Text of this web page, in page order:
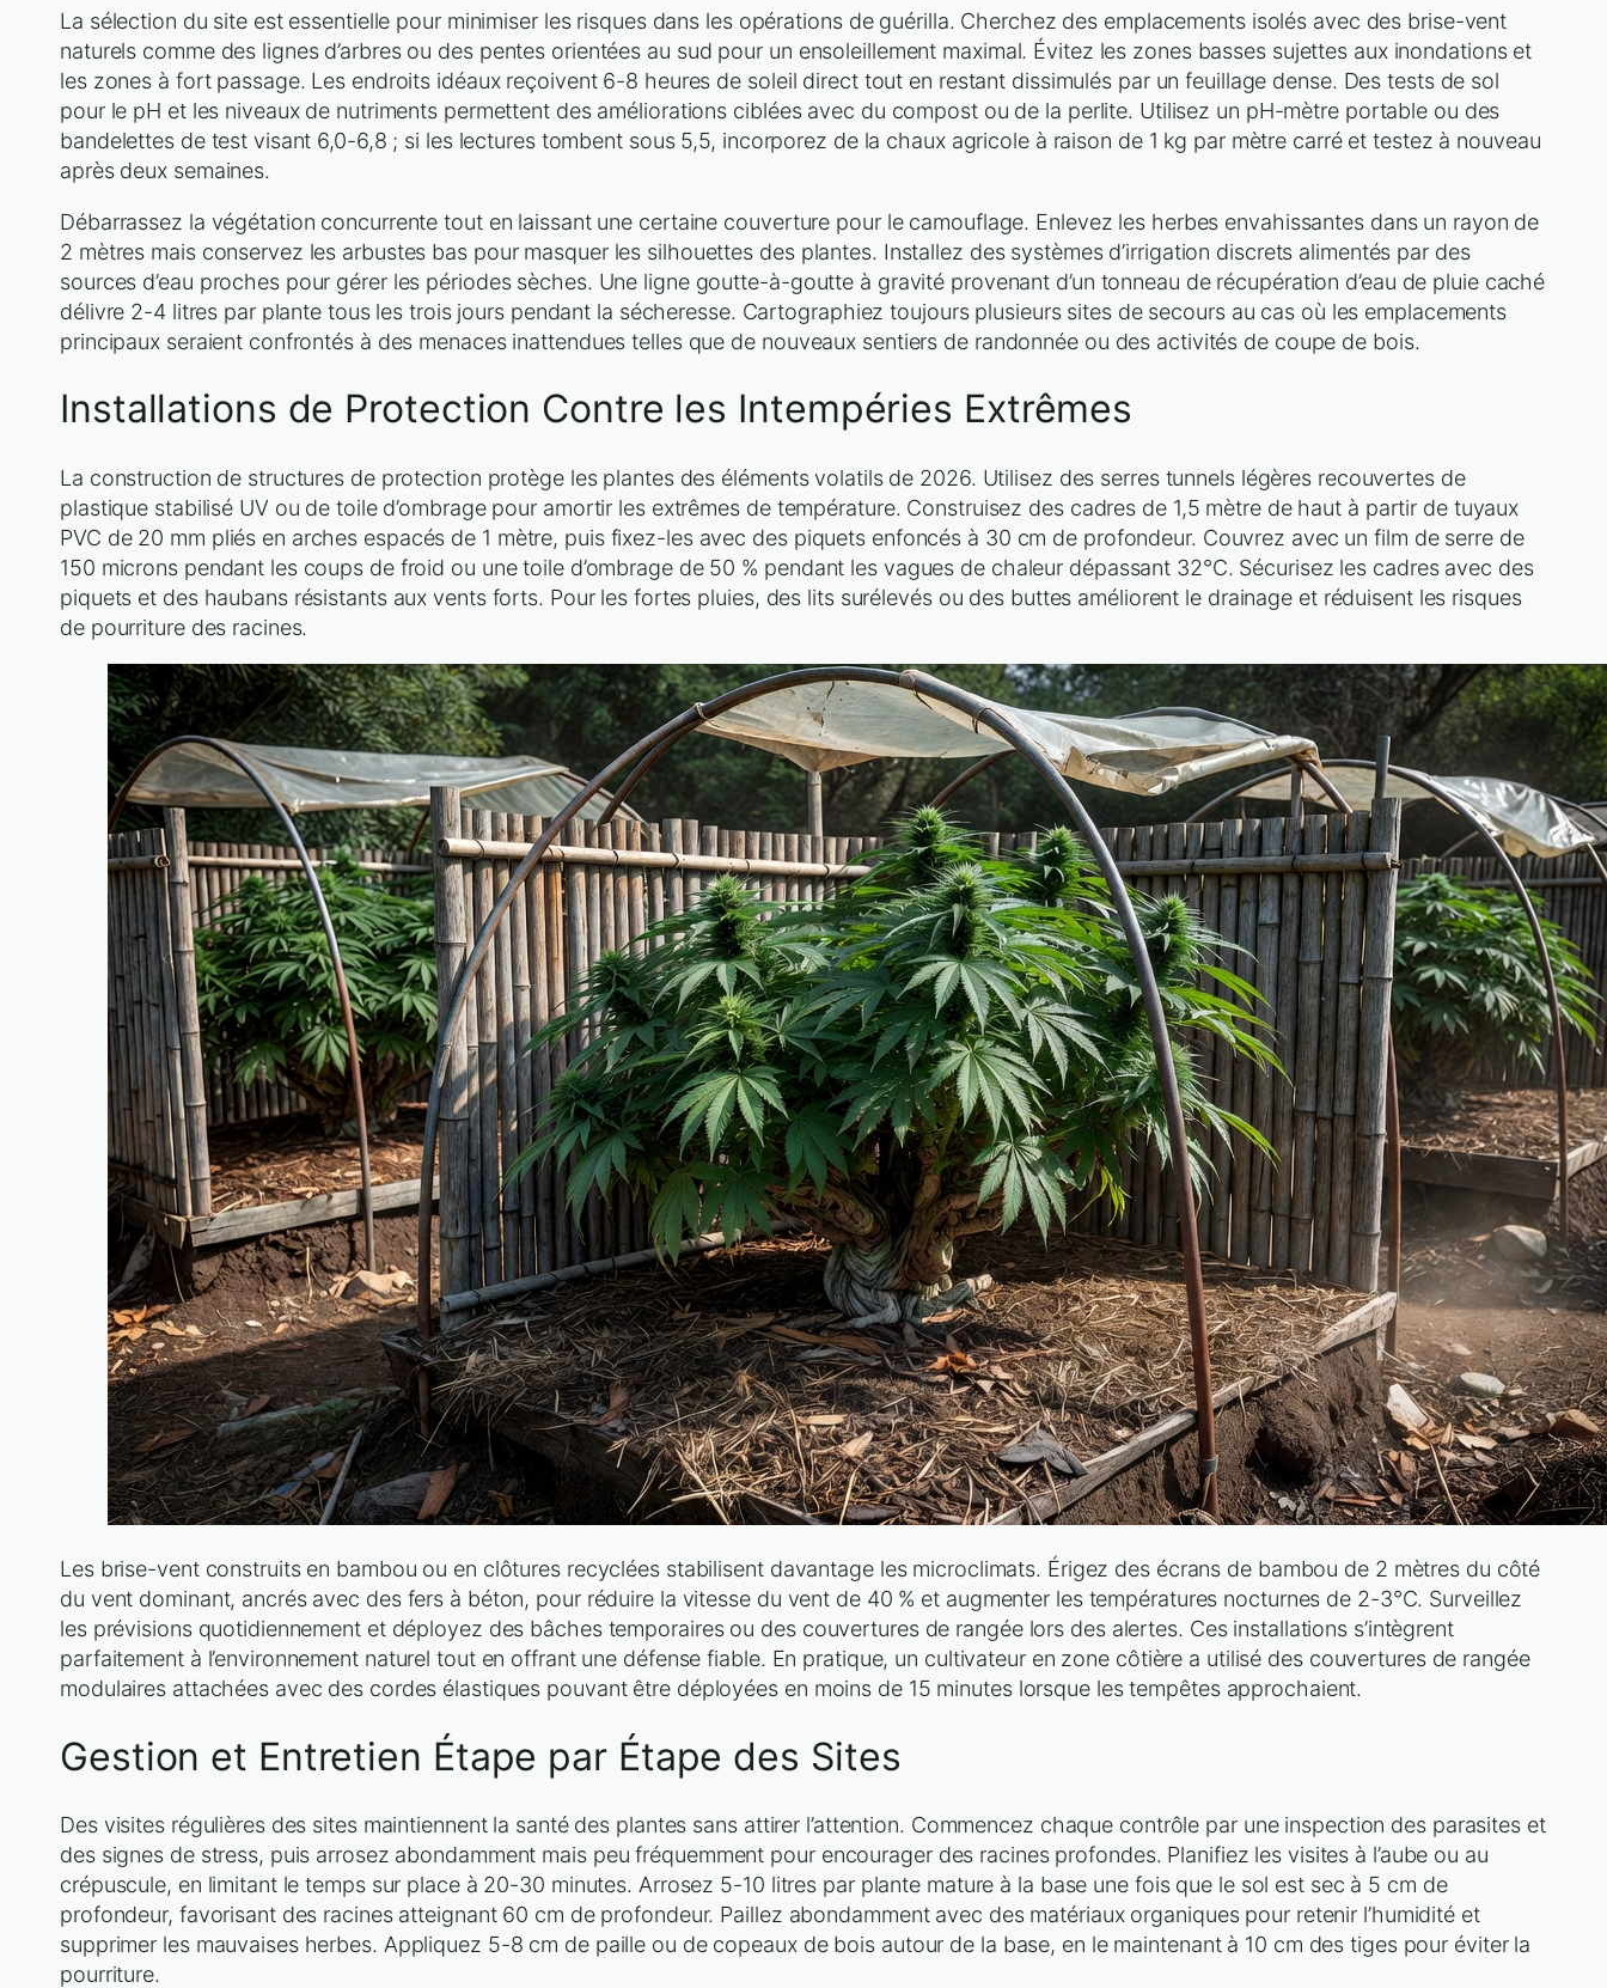
La sélection du site est essentielle pour minimiser les risques dans les opérations de guérilla. Cherchez des emplacements isolés avec des brise-vent
naturels comme des lignes d’arbres ou des pentes orientées au sud pour un ensoleillement maximal. Évitez les zones basses sujettes aux inondations et
les zones à fort passage. Les endroits idéaux reçoivent 6-8 heures de soleil direct tout en restant dissimulés par un feuillage dense. Des tests de sol
pour le pH et les niveaux de nutriments permettent des améliorations ciblées avec du compost ou de la perlite. Utilisez un pH-mètre portable ou des
bandelettes de test visant 6,0-6,8 ; si les lectures tombent sous 5,5, incorporez de la chaux agricole à raison de 1 kg par mètre carré et testez à nouveau
après deux semaines.
Débarrassez la végétation concurrente tout en laissant une certaine couverture pour le camouflage. Enlevez les herbes envahissantes dans un rayon de
2 mètres mais conservez les arbustes bas pour masquer les silhouettes des plantes. Installez des systèmes d’irrigation discrets alimentés par des
sources d’eau proches pour gérer les périodes sèches. Une ligne goutte-à-goutte à gravité provenant d’un tonneau de récupération d’eau de pluie caché
délivre 2-4 litres par plante tous les trois jours pendant la sécheresse. Cartographiez toujours plusieurs sites de secours au cas où les emplacements
principaux seraient confrontés à des menaces inattendues telles que de nouveaux sentiers de randonnée ou des activités de coupe de bois.
Installations de Protection Contre les Intempéries Extrêmes
La construction de structures de protection protège les plantes des éléments volatils de 2026. Utilisez des serres tunnels légères recouvertes de
plastique stabilisé UV ou de toile d’ombrage pour amortir les extrêmes de température. Construisez des cadres de 1,5 mètre de haut à partir de tuyaux
PVC de 20 mm pliés en arches espacés de 1 mètre, puis fixez-les avec des piquets enfoncés à 30 cm de profondeur. Couvrez avec un film de serre de
150 microns pendant les coups de froid ou une toile d’ombrage de 50 % pendant les vagues de chaleur dépassant 32°C. Sécurisez les cadres avec des
piquets et des haubans résistants aux vents forts. Pour les fortes pluies, des lits surélevés ou des buttes améliorent le drainage et réduisent les risques
de pourriture des racines.
Les brise-vent construits en bambou ou en clôtures recyclées stabilisent davantage les microclimats. Érigez des écrans de bambou de 2 mètres du côté
du vent dominant, ancrés avec des fers à béton, pour réduire la vitesse du vent de 40 % et augmenter les températures nocturnes de 2-3°C. Surveillez
les prévisions quotidiennement et déployez des bâches temporaires ou des couvertures de rangée lors des alertes. Ces installations s’intègrent
parfaitement à l’environnement naturel tout en offrant une défense fiable. En pratique, un cultivateur en zone côtière a utilisé des couvertures de rangée
modulaires attachées avec des cordes élastiques pouvant être déployées en moins de 15 minutes lorsque les tempêtes approchaient.
Gestion et Entretien Étape par Étape des Sites
Des visites régulières des sites maintiennent la santé des plantes sans attirer l’attention. Commencez chaque contrôle par une inspection des parasites et
des signes de stress, puis arrosez abondamment mais peu fréquemment pour encourager des racines profondes. Planifiez les visites à l’aube ou au
crépuscule, en limitant le temps sur place à 20-30 minutes. Arrosez 5-10 litres par plante mature à la base une fois que le sol est sec à 5 cm de
profondeur, favorisant des racines atteignant 60 cm de profondeur. Paillez abondamment avec des matériaux organiques pour retenir l’humidité et
supprimer les mauvaises herbes. Appliquez 5-8 cm de paille ou de copeaux de bois autour de la base, en le maintenant à 10 cm des tiges pour éviter la
pourriture.